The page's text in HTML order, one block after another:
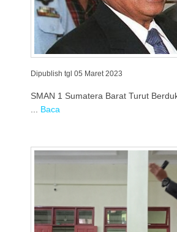
Dipublish tgl 05 Maret 2023
SMAN 1 Sumatera Barat Turut
Baca